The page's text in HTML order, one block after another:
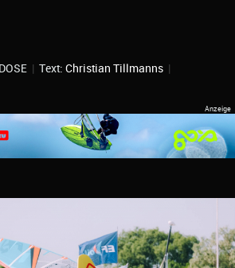
| Text: Christian Tillmanns |